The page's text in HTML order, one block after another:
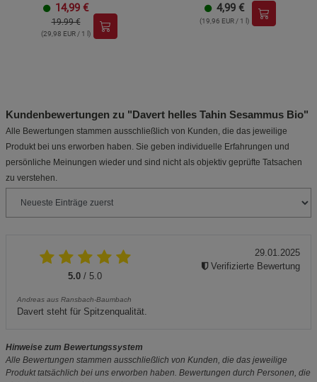
14,99 €
19.99 €
(29,98 EUR / 1 l)
4,99 €
(19,96 EUR / 1 l)
Kundenbewertungen zu "Davert helles Tahin Sesammus Bio"
Alle Bewertungen stammen ausschließlich von Kunden, die das jeweilige
Produkt bei uns erworben haben. Sie geben individuelle Erfahrungen und
persönliche Meinungen wieder und sind nicht als objektiv geprüfte Tatsachen
zu verstehen.
5.0 / 5.0
Andreas aus Ransbach-Baumbach
Davert steht für Spitzenqualität.
29.01.2025
Verifizierte Bewertung
Hinweise zum Bewertungssystem
Alle Bewertungen stammen ausschließlich von Kunden, die das jeweilige
Produkt tatsächlich bei uns erworben haben. Bewertungen durch Personen, die